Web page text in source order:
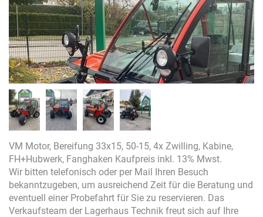
VM Motor, Bereifung 33x15, 50-15, 4x Zwilling, Kabine,
FH+Hubwerk, Fanghaken Kaufpreis inkl. 13% Mwst.
Wir bitten telefonisch oder per Mail Ihren Besuch
bekanntzugeben, um ausreichend Zeit für die Beratung und
eventuell einer Probefahrt für Sie zu reservieren. Das
Verkaufsteam der Lagerhaus Technik freut sich auf Ihre